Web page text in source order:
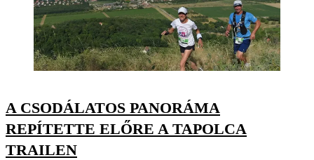
A CSODÁLATOS PANORÁMA
REPÍTETTE ELŐRE A TAPOLCA
TRAILEN